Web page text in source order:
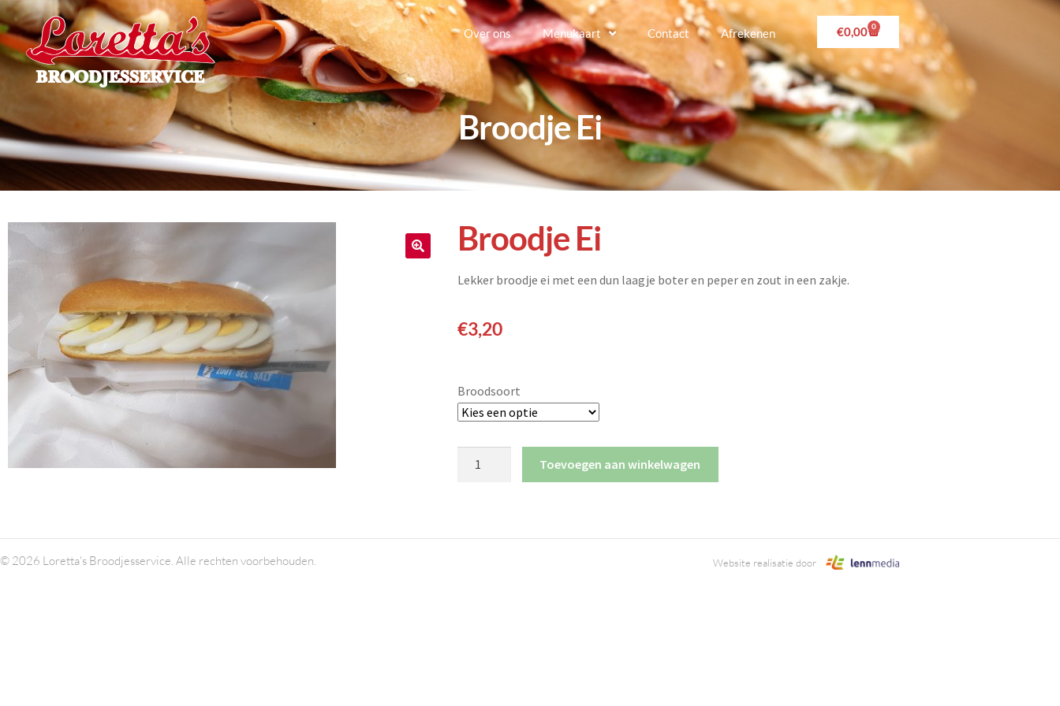
Over ons Menukaart Contact Afrekenen €0,00 0
Broodje Ei
Broodje Ei
Lekker broodje ei met een dun laagje boter en peper en zout in een zakje.
€3,20
Broodsoort
Toevoegen aan winkelwagen
© 2026 Loretta's Broodjesservice. Alle rechten voorbehouden. Website realisatie door